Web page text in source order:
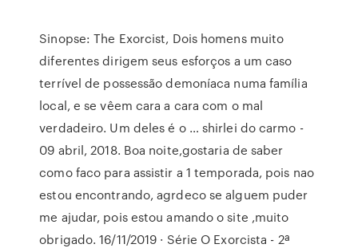
Sinopse: The Exorcist, Dois homens muito
diferentes dirigem seus esforços a um caso
terrível de possessão demoníaca numa família
local, e se vêem cara a cara com o mal
verdadeiro. Um deles é o … shirlei do carmo -
09 abril, 2018. Boa noite,gostaria de saber
como faco para assistir a 1 temporada, pois nao
estou encontrando, agrdeco se alguem puder
me ajudar, pois estou amando o site ,muito
obrigado. 16/11/2019 · Série O Exorcista - 2ª